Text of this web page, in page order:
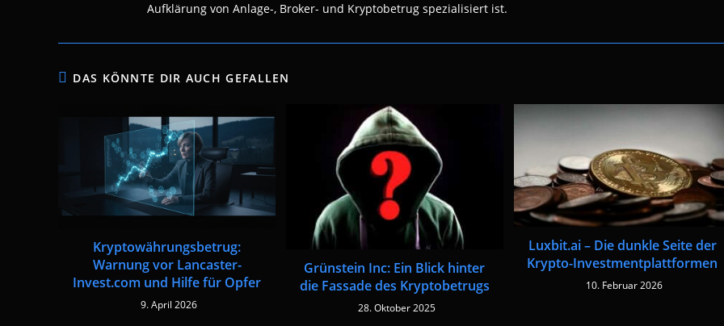
Aufklärung von Anlage-, Broker- und Kryptobetrug spezialisiert ist.
DAS KÖNNTE DIR AUCH GEFALLEN
Kryptowährungsbetrug:
Warnung vor Lancaster-
Invest.com und Hilfe für Opfer
9. April 2026
Grünstein Inc: Ein Blick hinter
die Fassade des Kryptobetrugs
28. Oktober 2025
Luxbit.ai – Die dunkle Seite der
Krypto-Investmentplattformen
10. Februar 2026